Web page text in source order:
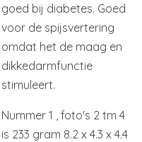
goed bij diabetes. Goed
voor de spijsvertering
omdat het de maag en
dikkedarmfunctie
stimuleert.
Nummer 1 , foto's 2 tm 4
is 233 gram 8.2 x 4.3 x 4.4